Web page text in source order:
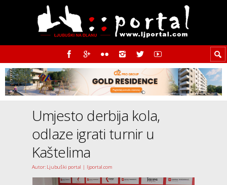
Umjesto derbija kola,
odlaze igrati turnir u
Kaštelima
Autor: Ljubuški portal | ljportal.com